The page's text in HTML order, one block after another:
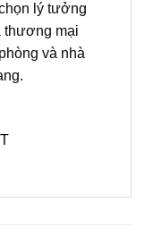
lý tưởng
thương mại
và nhà